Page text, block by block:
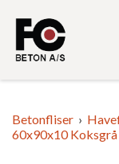
Betonfliser
60x90x10 Koksgrå